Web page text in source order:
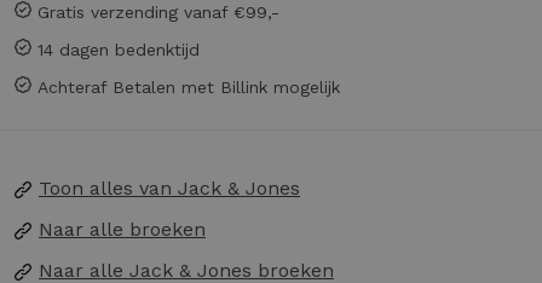
Gratis verzending vanaf €99,-
14 dagen bedenktijd
Achteraf Betalen met Billink mogelijk
Toon alles van Jack & Jones
Naar alle broeken
Naar alle Jack & Jones broeken